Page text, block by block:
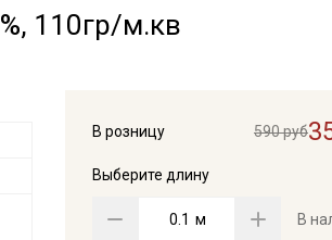
110гр/м.кв
В розницу 590 руб
Выберите длину
м В